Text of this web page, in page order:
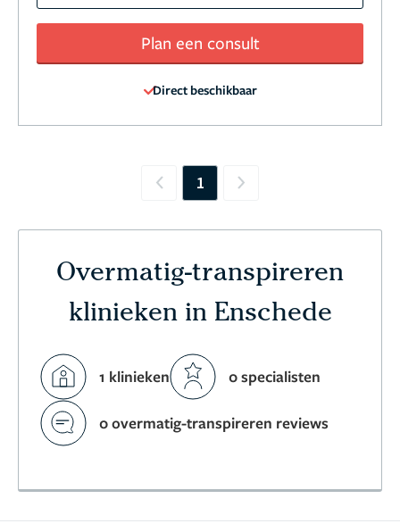
Plan een consult
Direct beschikbaar
Previous
1 Next
Overmatig-transpireren
klinieken in Enschede
1 klinieken 0 specialisten
0 overmatig-transpireren reviews